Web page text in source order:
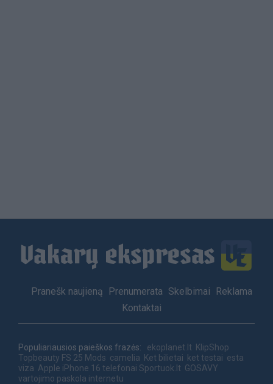
Footer
Pranešk naujieną Prenumerata Skelbimai
Reklama
Kontaktai
Populiariausios paieškos frazės: ekoplanet.lt KlipShop
Topbeauty FS 25 Mods camelia Ket bilietai ket testai esta
viza Apple iPhone 16 telefonai Sportuok.lt GOSAVY
vartojimo paskola internetu